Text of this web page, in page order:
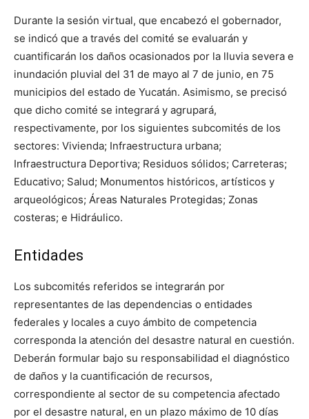
Durante la sesión virtual, que encabezó el gobernador,
se indicó que a través del comité se evaluarán y
cuantificarán los daños ocasionados por la lluvia severa e
inundación pluvial del 31 de mayo al 7 de junio, en 75
municipios del estado de Yucatán. Asimismo, se precisó
que dicho comité se integrará y agrupará,
respectivamente, por los siguientes subcomités de los
sectores: Vivienda; Infraestructura urbana;
Infraestructura Deportiva; Residuos sólidos; Carreteras;
Educativo; Salud; Monumentos históricos, artísticos y
arqueológicos; Áreas Naturales Protegidas; Zonas
costeras; e Hidráulico.
Entidades
Los subcomités referidos se integrarán por
representantes de las dependencias o entidades
federales y locales a cuyo ámbito de competencia
corresponda la atención del desastre natural en cuestión.
Deberán formular bajo su responsabilidad el diagnóstico
de daños y la cuantificación de recursos,
correspondiente al sector de su competencia afectado
por el desastre natural, en un plazo máximo de 10 días